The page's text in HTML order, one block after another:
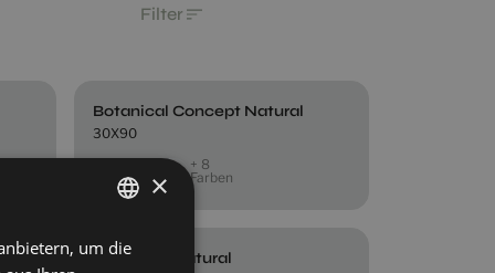
Filter
Botanical Concept Natural
30X90
NATURAL
+ 8
Farben
Botanical Natural
SPANISH
×
um die